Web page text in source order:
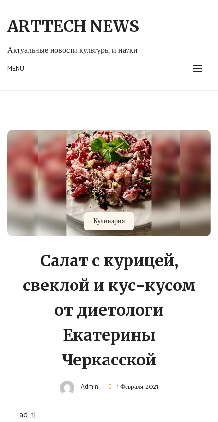
content
ARTTECH NEWS
Актуальные новости культуры и науки
MENU
Кулинария
Салат с курицей,
свеклой и кус-кусом
от диетологи
Екатерины
Черкасской
Admin 1 Февраля, 2021
[ad_1]